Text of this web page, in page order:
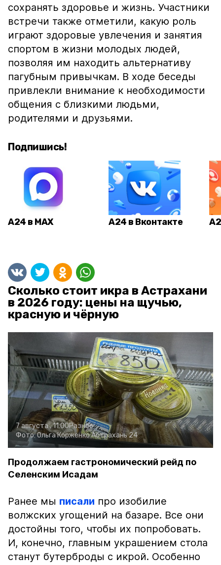
сохранять здоровье и жизнь. Участники
встречи также отметили, какую роль
играют здоровые увлечения и занятия
спортом в жизни молодых людей,
позволяя им находить альтернативу
пагубным привычкам. В ходе беседы
привлекли внимание к необходимости
общения с близкими людьми,
родителями и друзьями.
Подпишись!
А24 в MAX А24 в Вконтакте
Сколько стоит икра в Астрахани
в 2026 году: цены на щучью,
красную и чёрную
7 августа , 11:00Разное
Фото:Ольга КорженкоАстрахань 24
Продолжаем гастрономический рейд по
Селенским Исадам
Ранее мы писали про изобилие
волжских угощений на базаре. Все они
достойны того, чтобы их попробовать.
И, конечно, главным украшением стола
станут бутерброды с икрой. Особенно